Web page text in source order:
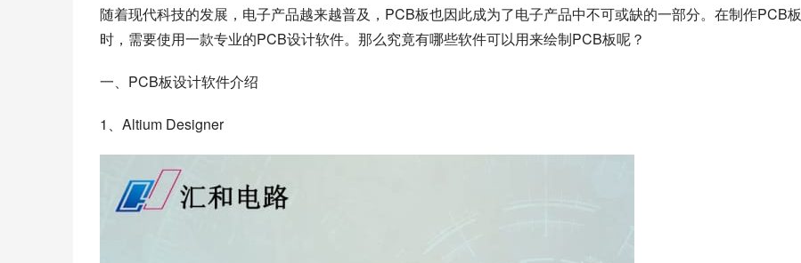
随着现代科技的发展，电子产品越来越普及，PCB板也因此成为了电子产品中不可或缺的一部分。在制作PCB板
时，需要使用一款专业的PCB设计软件。那么究竟有哪些软件可以用来绘制PCB板呢？
一、PCB板设计软件介绍
1、Altium Designer